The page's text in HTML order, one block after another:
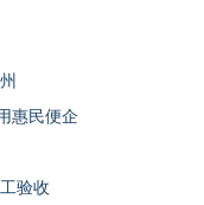
惠民便企
验收